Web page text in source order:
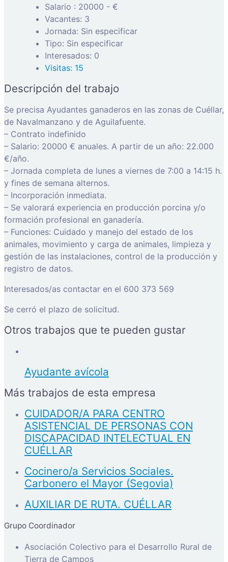
Salario : 20000 - €
Vacantes: 3
Jornada: Sin especificar
Tipo: Sin especificar
Interesados: 0
Visitas: 15
Descripción del trabajo
Se precisa Ayudantes ganaderos en las zonas de Cuéllar,
de Navalmanzano y de Aguilafuente.
– Contrato indefinido
– Salario: 20000 € anuales. A partir de un año: 22.000
€/año.
– Jornada completa de lunes a viernes de 7:00 a 14:15 h.
y fines de semana alternos.
– Incorporación inmediata.
– Se valorará experiencia en producción porcina y/o
formación profesional en ganadería.
– Funciones: Cuidado y manejo del estado de los
animales, movimiento y carga de animales, limpieza y
gestión de las instalaciones, control de la producción y
registro de datos.
Interesados/as contactar en el 600 373 569
Se cerró el plazo de solicitud.
Otros trabajos que te pueden gustar
Ayudante avícola
Más trabajos de esta empresa
CUIDADOR/A PARA CENTRO
ASISTENCIAL DE PERSONAS CON
DISCAPACIDAD INTELECTUAL EN
CUÉLLAR
Cocinero/a Servicios Sociales.
Carbonero el Mayor (Segovia)
AUXILIAR DE RUTA. CUÉLLAR
Grupo Coordinador
Asociación Colectivo para el Desarrollo Rural de
Tierra de Campos